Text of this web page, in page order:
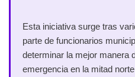
Esta iniciativa surge tras
parte de funcionarios
determinar la mejor manera
emergencia en la mitad